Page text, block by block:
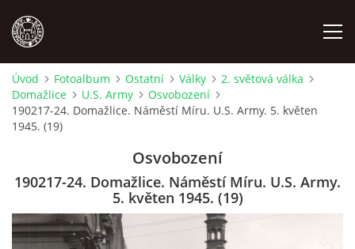
MÍSTOPIS
OSOBNOSTI
OSTATNÍ
Úvod Fotoalbum Ostatní Války
2. světová válka
Domažlice
U.S. Army
Osvobození
190217-24. Domažlice. Náměstí Míru. U.S. Army. 5. květen
1945. (19)
Osvobození
190217-24. Domažlice. Náměstí Míru. U.S. Army.
5. květen 1945. (19)